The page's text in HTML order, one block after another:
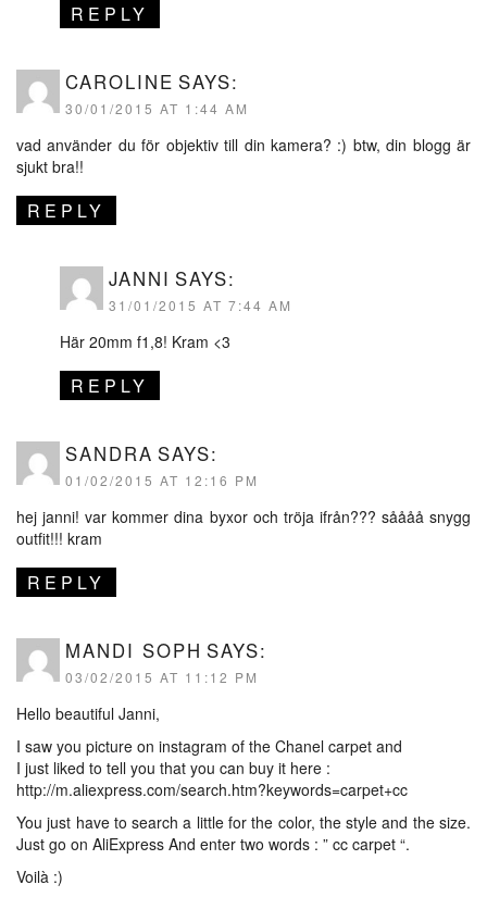
REPLY
CAROLINE SAYS:
30/01/2015 AT 1:44 AM
vad använder du för objektiv till din kamera? :) btw, din blogg är
sjukt bra!!
REPLY
JANNI SAYS:
31/01/2015 AT 7:44 AM
Här 20mm f1,8! Kram <3
REPLY
SANDRA SAYS:
01/02/2015 AT 12:16 PM
hej janni! var kommer dina byxor och tröja ifrån??? såååå snygg
outfit!!! kram
REPLY
MANDI SOPH SAYS:
03/02/2015 AT 11:12 PM
Hello beautiful Janni,
I saw you picture on instagram of the Chanel carpet and
I just liked to tell you that you can buy it here :
http://m.aliexpress.com/search.htm?keywords=carpet+cc
You just have to search a little for the color, the style and the size.
Just go on AliExpress And enter two words : ” cc carpet “.
Voilà :)